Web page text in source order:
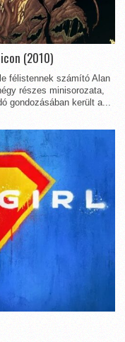
(2010)
félistennek számító Alan
részes minisorozata,
gondozásában került a...